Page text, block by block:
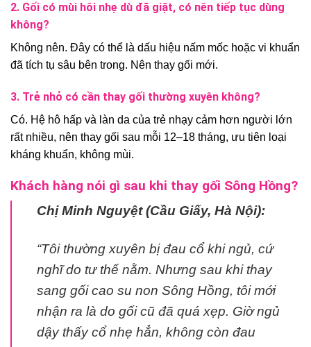
2. Gối có mùi hôi nhẹ dù đã giặt, có nên tiếp tục dùng
không?
Không nên. Đây có thể là dấu hiệu nấm mốc hoặc vi khuẩn
đã tích tụ sâu bên trong. Nên thay gối mới.
3. Trẻ nhỏ có cần thay gối thường xuyên không?
Có. Hệ hô hấp và làn da của trẻ nhạy cảm hơn người lớn
rất nhiều, nên thay gối sau mỗi 12–18 tháng, ưu tiên loại
kháng khuẩn, không mùi.
Khách hàng nói gì sau khi thay gối Sông Hồng?
Chị Minh Nguyệt (Cầu Giấy, Hà Nội):
“Tôi thường xuyên bị đau cổ khi ngủ, cứ
nghĩ do tư thế nằm. Nhưng sau khi thay
sang gối cao su non Sông Hồng, tôi mới
nhận ra là do gối cũ đã quá xẹp. Giờ ngủ
dậy thấy cổ nhẹ hẳn, không còn đau